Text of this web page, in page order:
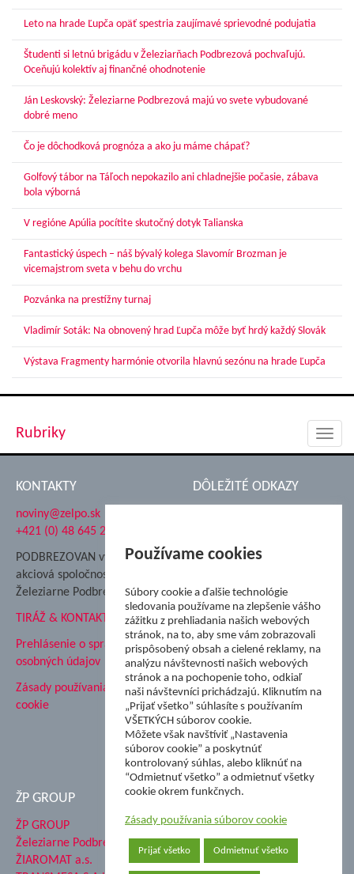
Leto na hrade Ľupča opäť spestria zaujímavé sprievodné podujatia
Študenti si letnú brigádu v Železiarňach Podbrezová pochvaľujú.
Oceňujú kolektív aj finančné ohodnotenie
Ján Leskovský: Železiarne Podbrezová majú vo svete vybudované
dobré meno
Čo je dôchodková prognóza a ako ju máme chápať?
Golfový tábor na Táľoch nepokazilo ani chladnejšie počasie, zábava
bola výborná
V regióne Apúlia pocítite skutočný dotyk Talianska
Fantastický úspech – náš bývalý kolega Slavomír Brozman je
vicemajstrom sveta v behu do vrchu
Pozvánka na prestížny turnaj
Vladimír Soták: Na obnovený hrad Ľupča môže byť hrdý každý Slovák
Výstava Fragmenty harmónie otvorila hlavnú sezónu na hrade Ľupča
Rubriky
KONTAKTY
noviny@zelpo.sk
+421 (0) 48 645 2711
PODBREZOVAN vydáva
akciová spoločnosť
Železiarne Podbrezová
TIRÁŽ & KONTAKT
Prehlásenie o spracovaní
osobných údajov
Zásady používania súborov
cookie
DÔLEŽITÉ ODKAZY
Nadácia Železiarne
ŽP Informatika s.r.o.
ŠK Železiarne Podbrezová
Tále a.s.
ŽP GROUP
ŽP GROUP
Železiarne Podbrezová a.s.
ŽIAROMAT a.s.
Používame cookies
Súbory cookie a ďalšie technológie
sledovania používame na zlepšenie vášho
zážitku z prehliadania našich webových
stránok, na to, aby sme vám zobrazovali
prispôsobený obsah a cielené reklamy, na
analýzu návštevnosti našich webových
stránok a na pochopenie toho, odkiaľ
naši návštevníci prichádzajú. Kliknutím na
„Prijať všetko” súhlasíte s používaním
VŠETKÝCH súborov cookie.
Môžete však navštíviť „Nastavenia
súborov cookie” a poskytnúť
kontrolovaný súhlas, alebo kliknúť na
“Odmietnuť všetko” a odmietnuť všetky
cookie okrem funkčnych.
Zásady používania súborov cookie
Prijať všetko Odmietnuť všetko